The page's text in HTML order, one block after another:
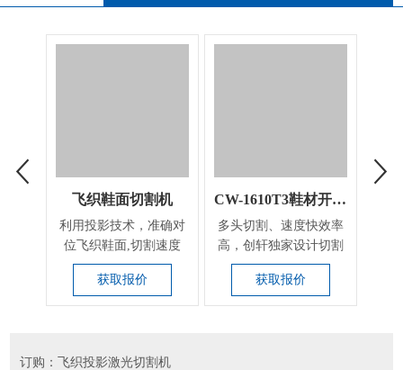
飞织鞋面切割机
利用投影技术，准确对
位飞织鞋面,切割速度
快，可根据要求选配激
光...
获取报价
CW-1610T3鞋材开料切割机
​多头切割、速度快效率
高，创轩独家设计切割
飞机板鞋材效率特别...
获取报价
订购：飞织投影激光切割机